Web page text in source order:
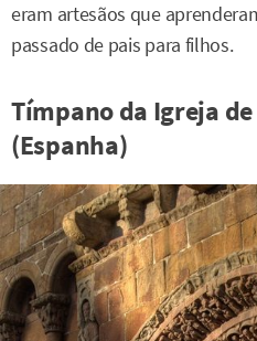
eram artesãos que
passado de pais para filhos.
Tímpano da Igreja
(Espanha)